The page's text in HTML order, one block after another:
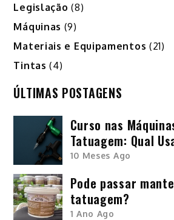
Legislação (8)
Máquinas (9)
Materiais e Equipamentos (21)
Tintas (4)
ÚLTIMAS POSTAGENS
Curso nas
Tatuagem: Qual
10 Meses Ago
Pode passar
tatuagem?
1 Ano Ago